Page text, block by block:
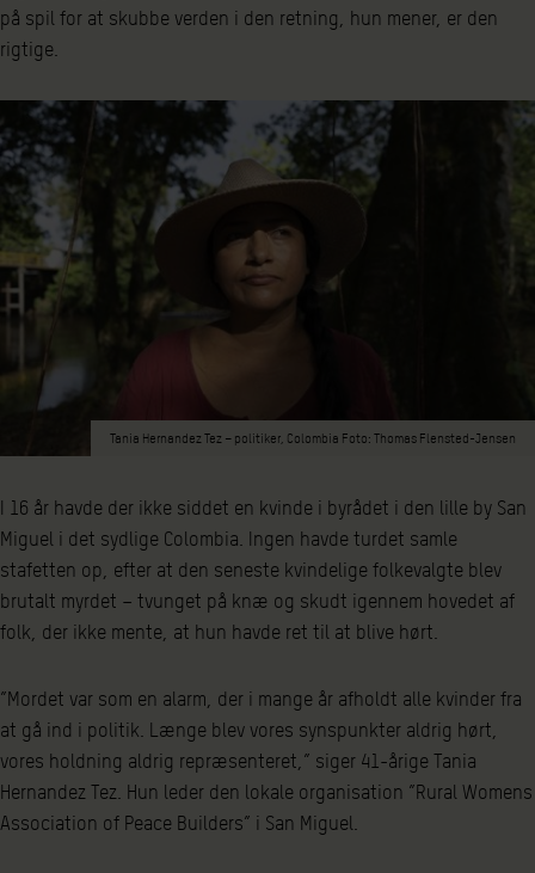
på spil for at skubbe verden i den retning, hun mener, er den
rigtige.
Tania Hernandez Tez – politiker, Colombia Foto: Thomas Flensted-Jensen
I 16 år havde der ikke siddet en kvinde i byrådet i den lille by San
Miguel i det sydlige Colombia. Ingen havde turdet samle
stafetten op, efter at den seneste kvindelige folkevalgte blev
brutalt myrdet – tvunget på knæ og skudt igennem hovedet af
folk, der ikke mente, at hun havde ret til at blive hørt.
”Mordet var som en alarm, der i mange år afholdt alle kvinder fra
at gå ind i politik. Længe blev vores synspunkter aldrig hørt,
vores holdning aldrig repræsenteret,” siger 41-årige Tania
Hernandez Tez. Hun leder den lokale organisation ”Rural Womens
Association of Peace Builders” i San Miguel.